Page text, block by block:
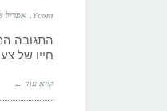
Ycom אפריל 28, 2026
התגובה
חייו של
קרא עוד ←